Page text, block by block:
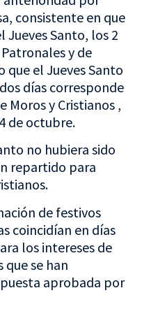
consistente en que
Santo, los 2
y de
que el Jueves Santo
días corresponde
Moros y Cristianos ,
de octubre.
no hubiera sido
repartido para
de festivos
coincidían en días
los intereses de
se han
aprobada por